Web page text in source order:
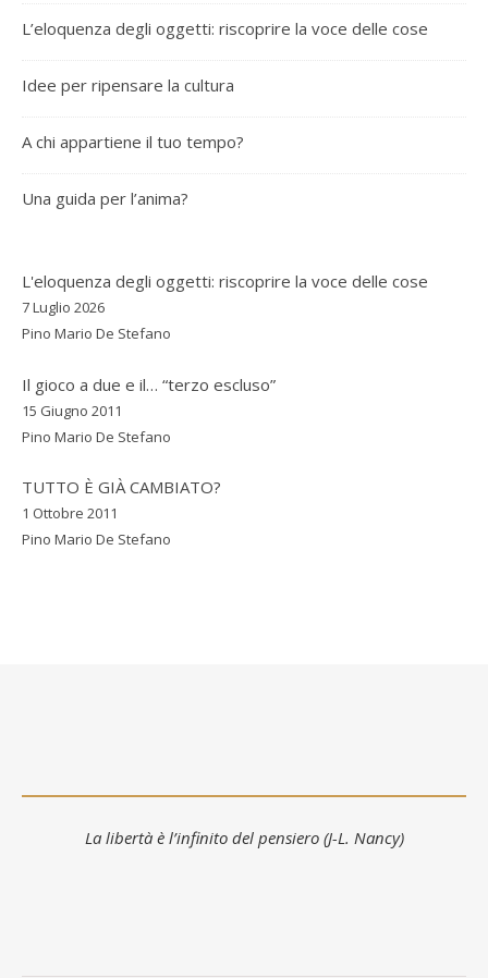
L’eloquenza degli oggetti: riscoprire la voce delle cose
Idee per ripensare la cultura
A chi appartiene il tuo tempo?
Una guida per l’anima?
L'eloquenza degli oggetti: riscoprire la voce delle cose
7 Luglio 2026
Pino Mario De Stefano
Il gioco a due e il… “terzo escluso”
15 Giugno 2011
Pino Mario De Stefano
TUTTO È GIÀ CAMBIATO?
1 Ottobre 2011
Pino Mario De Stefano
La libertà è l’infinito del pensiero (J-L. Nancy)